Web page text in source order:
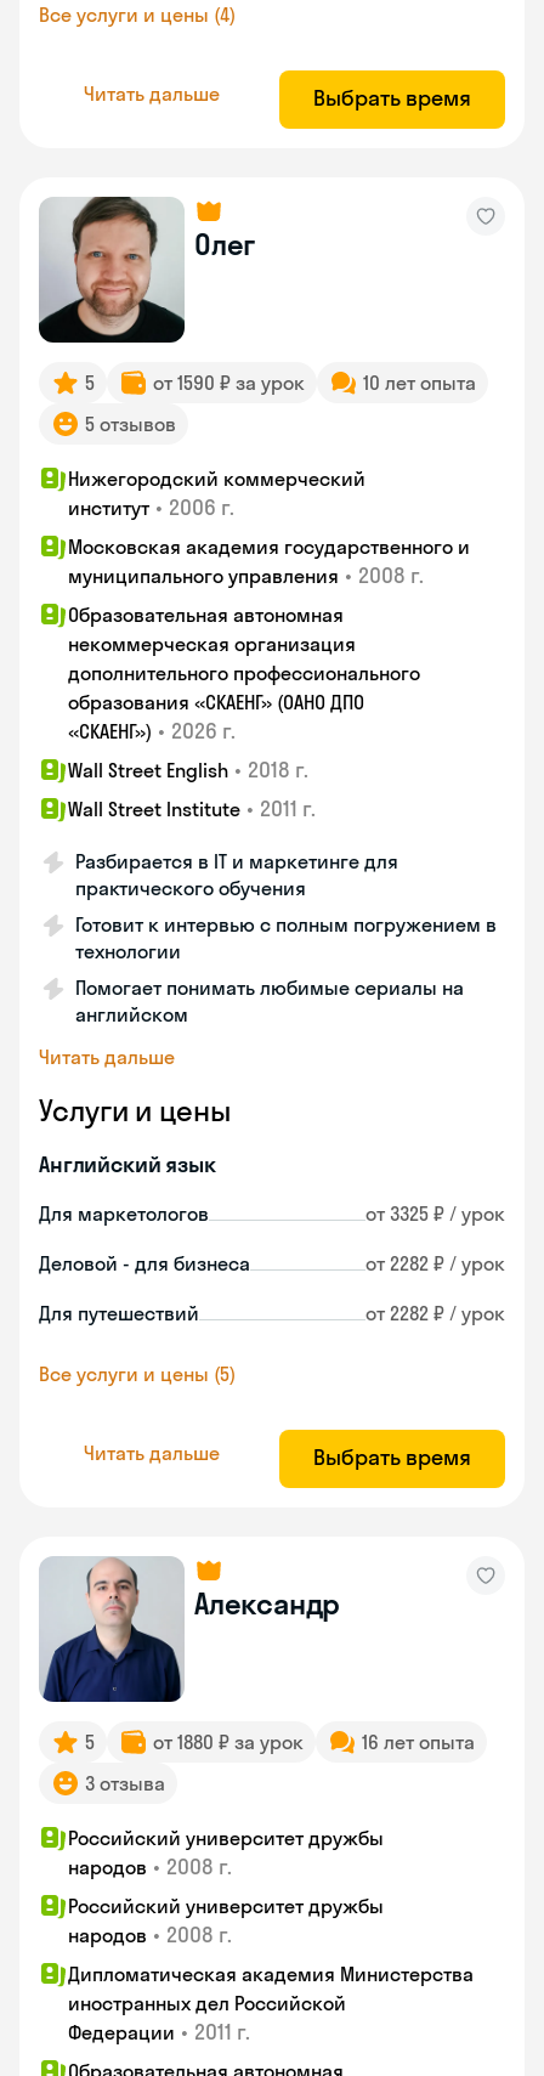
Все услуги и цены (4)
Читать дальше Выбрать время
Олег
5 от 1590 ₽ за урок
10 лет опыта
5 отзывов
Нижегородский коммерческий
институт • 2006 г.
Московская академия государственного и
муниципального управления • 2008 г.
Образовательная автономная
некоммерческая организация
дополнительного профессионального
образования «СКАЕНГ» (ОАНО ДПО
«СКАЕНГ») • 2026 г.
Wall Street English • 2018 г.
Wall Street Institute • 2011 г.
Разбирается в IT и маркетинге для
практического обучения
Готовит к интервью с полным погружением в
технологии
Помогает понимать любимые сериалы на
английском
Читать дальше
Услуги и цены
Английский язык
Для маркетологов от 3325 ₽ / урок
Деловой - для бизнеса от 2282 ₽ / урок
Для путешествий от 2282 ₽ / урок
Все услуги и цены (5)
Читать дальше Выбрать время
Александр
5 от 1880 ₽ за урок
16 лет опыта
3 отзыва
Российский университет дружбы
народов • 2008 г.
Российский университет дружбы
народов • 2008 г.
Дипломатическая академия Министерства
иностранных дел Российской
Федерации • 2011 г.
Образовательная автономная